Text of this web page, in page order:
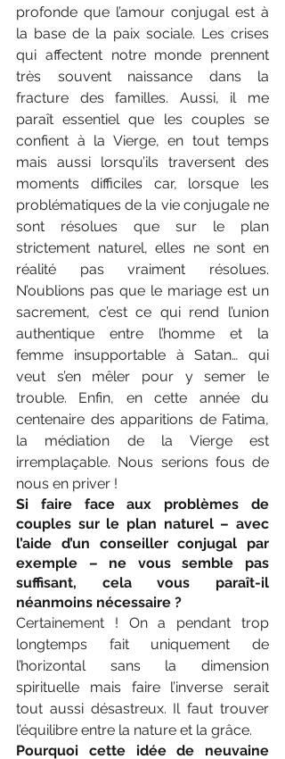
profonde que l’amour conjugal est à
la base de la paix sociale. Les crises
qui affectent notre monde prennent
très souvent naissance dans la
fracture des familles. Aussi, il me
paraît essentiel que les couples se
confient à la Vierge, en tout temps
mais aussi lorsqu’ils traversent des
moments difficiles car, lorsque les
problématiques de la vie conjugale ne
sont résolues que sur le plan
strictement naturel, elles ne sont en
réalité pas vraiment résolues.
N’oublions pas que le mariage est un
sacrement, c’est ce qui rend l’union
authentique entre l’homme et la
femme insupportable à Satan… qui
veut s’en mêler pour y semer le
trouble. Enfin, en cette année du
centenaire des apparitions de Fatima,
la médiation de la Vierge est
irremplaçable. Nous serions fous de
nous en priver !
Si faire face aux problèmes de
couples sur le plan naturel – avec
l’aide d’un conseil­ler conjugal par
exemple – ne vous semble pas
suffisant, cela vous paraît-il
néanmoins nécessaire ?
Certainement ! On a pendant trop
longtemps fait uniquement de
l’horizontal sans la dimension
spirituelle mais faire l’inverse serait
tout aussi désastreux. Il faut trouver
l’équilibre entre la nature et la grâce.
Pourquoi cette idée de neuvaine